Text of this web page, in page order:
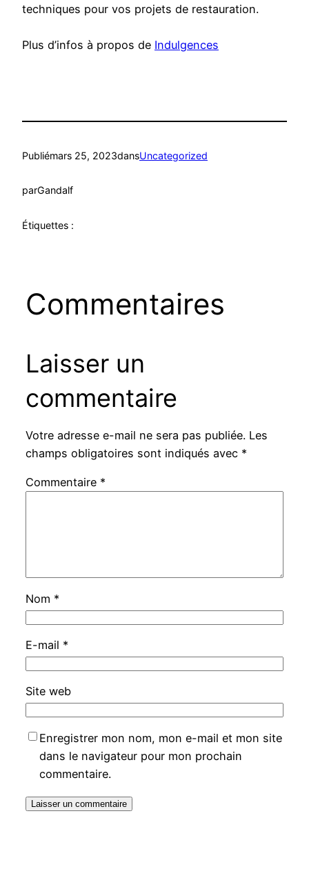
techniques pour vos projets de restauration.
Plus d’infos à propos de Indulgences
Publiémars 25, 2023dansUncategorized
parGandalf
Étiquettes :
Commentaires
Laisser un
commentaire
Votre adresse e-mail ne sera pas publiée. Les
champs obligatoires sont indiqués avec *
Commentaire *
Nom *
E-mail *
Site web
Enregistrer mon nom, mon e-mail et mon site
dans le navigateur pour mon prochain
commentaire.